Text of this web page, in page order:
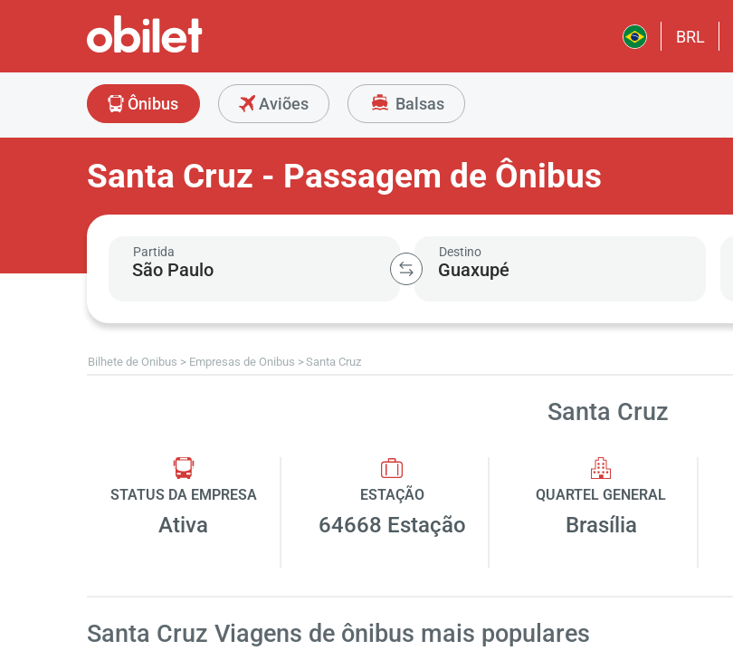
BRL
Ônibus Aviões Balsas
Santa Cruz - Passagem de Ônibus
Partida Destino
Bilhete de Onibus Empresas de Onibus Santa Cruz
Santa Cruz
STATUS DA EMPRESA
Ativa
ESTAÇÃO
64668 Estação
QUARTEL GENERAL
Brasília
Santa Cruz Viagens de ônibus mais populares